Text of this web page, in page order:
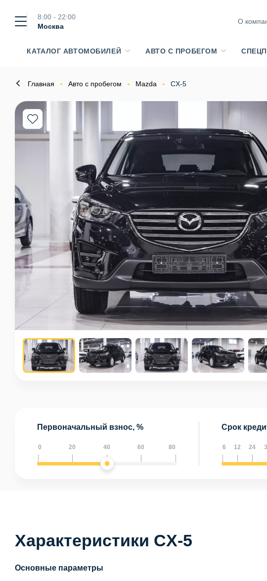
8:00 - 22:00
Москва
О
КАТАЛОГ АВТОМОБИЛЕЙ АВТО С ПРОБЕГОМ
Главная Авто с пробегом Mazda CX-5
Первоначальный взнос, %
0 20 40 60 80
Срок
6 12 24
Характеристики CX-5
Основные параметры